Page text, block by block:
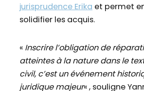
jurisprudence Erika et permet
solidifier les acquis.
« Inscrire l’obligation de
atteintes à la nature dans le
civil, c’est un événement
juridique majeur« , souligne